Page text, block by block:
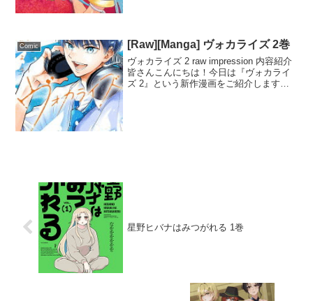
Comic [Raw][Manga] ヴォカライズ 2巻
ヴォカライズ 2 raw impression 内容紹介
皆さんこんにちは！今日は『ヴォカライ
ズ 2』という新作漫画をご紹介します。
星野ヒバナはみつがれる 1巻